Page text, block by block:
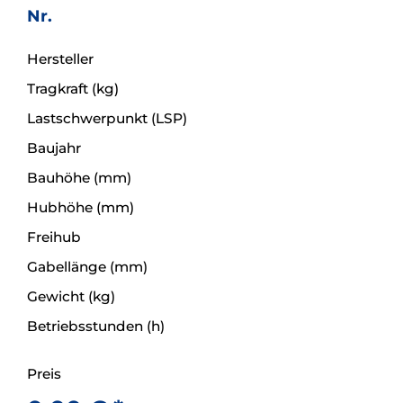
Nr.
Hersteller
Tragkraft (kg)
Lastschwerpunkt (LSP)
Baujahr
Bauhöhe (mm)
Hubhöhe (mm)
Freihub
Gabellänge (mm)
Gewicht (kg)
Betriebsstunden (h)
Preis